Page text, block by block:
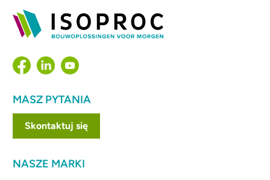
MASZ PYTANIA
Skontaktuj się
NASZE MARKI